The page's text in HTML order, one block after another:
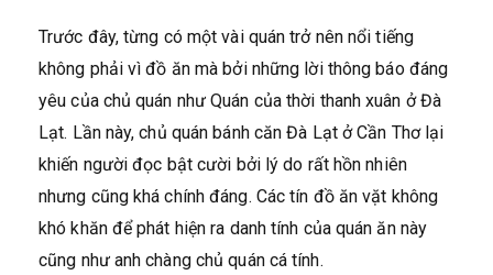
Trước đây, từng có một vài quán trở nên nổi tiếng
không phải vì đồ ăn mà bởi những lời thông báo đáng
yêu của chủ quán như Quán của thời thanh xuân ở Đà
Lạt. Lần này, chủ quán bánh căn Đà Lạt ở Cần Thơ lại
khiến người đọc bật cười bởi lý do rất hồn nhiên
nhưng cũng khá chính đáng. Các tín đồ ăn vặt không
khó khăn để phát hiện ra danh tính của quán ăn này
cũng như anh chàng chủ quán cá tính.